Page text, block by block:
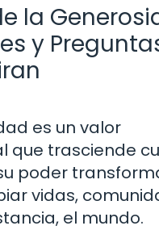
la
y
es un valor
que trasciende
poder
vidas,
el mundo.